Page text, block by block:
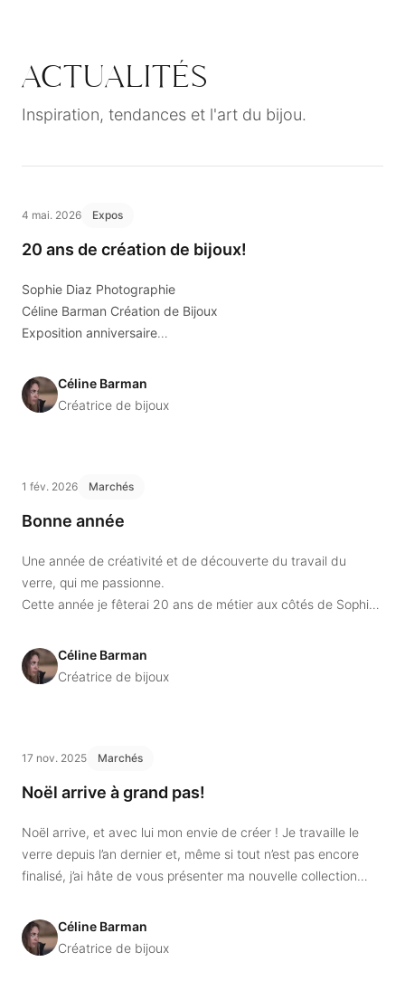
ACTUALITÉS
Inspiration, tendances et l'art du bijou.
4 mai. 2026 Expos
20 ans de création de bijoux!
Sophie Diaz Photographie
Céline Barman Création de Bijoux
Exposition anniversaire
Sophie capte l’instant
Céline façonne la matière
Céline Barman
Créatrice de bijoux
1 fév. 2026 Marchés
Bonne année
Une année de créativité et de découverte du travail du
verre, qui me passionne.
Cette année je fêterai 20 ans de métier aux côtés de Sophie
Nous préparons ensemble un événement le 21 mai 2026.
Céline Barman
Créatrice de bijoux
17 nov. 2025 Marchés
Noël arrive à grand pas!
Noël arrive, et avec lui mon envie de créer ! Je travaille le
verre depuis l’an dernier et, même si tout n’est pas encore
finalisé, j’ai hâte de vous présenter ma nouvelle collection
Céline Barman
Créatrice de bijoux